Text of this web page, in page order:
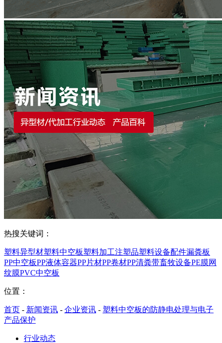
热搜关键词：
塑料异型材塑料中空板塑料加工注塑品塑料设备配件漏粪板
PP中空板PP液体容器PP片材PP卷材PP清粪带畜牧设备PE膜网
纹膜PVC中空板
位置：
首页 - 新闻资讯 - 企业资讯 - 塑料中空板的防静电处理与电子
产品保护
行业动态